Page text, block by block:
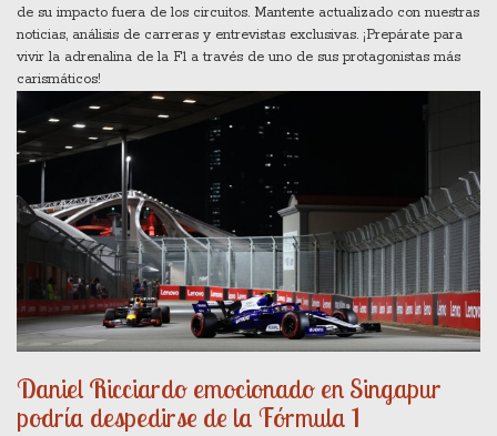
de su impacto fuera de los circuitos. Mantente actualizado con nuestras
noticias, análisis de carreras y entrevistas exclusivas. ¡Prepárate para
vivir la adrenalina de la F1 a través de uno de sus protagonistas más
carismáticos!
Daniel Ricciardo emocionado en Singapur
podría despedirse de la Fórmula 1